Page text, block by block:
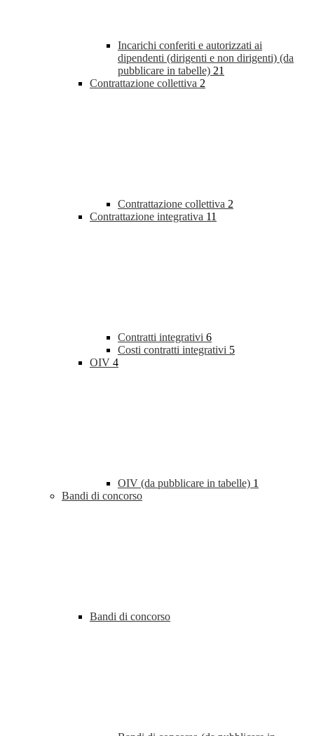
Incarichi conferiti e autorizzati ai
dipendenti (dirigenti e non dirigenti) (da
pubblicare in tabelle) 21
Contrattazione collettiva 2
Contrattazione collettiva 2
Contrattazione integrativa 11
Contratti integrativi 6
Costi contratti integrativi 5
OIV 4
OIV (da pubblicare in tabelle) 1
Bandi di concorso
Bandi di concorso